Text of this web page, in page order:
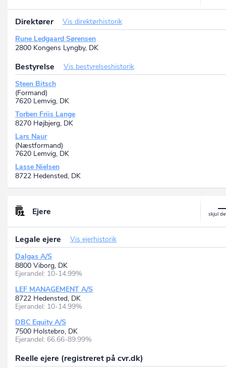
Direktører
Vis direktørhistorik
Rune Ledgaard Sørensen
2800 Kongens Lyngby, DK
Bestyrelse
Vis bestyrelseshistorik
Steen Bitsch
(Formand)
7620 Lemvig, DK
Torben Friis Lange
8270 Højbjerg, DK
Lars Naur
(Næstformand)
7620 Lemvig, DK
Lasse Nielsen
8722 Hedensted, DK
Ejere
Legale ejere
Vis ejerhistorik
Dalgas A/S
8800 Viborg, DK
Ejerandel: 10-14.99%
LEF MANAGEMENT A/S
8722 Hedensted, DK
Ejerandel: 10-14.99%
DBC Equity A/S
7500 Holstebro, DK
Ejerandel: 66.66-89.99%
Reelle ejere (registreret på cvr.dk)